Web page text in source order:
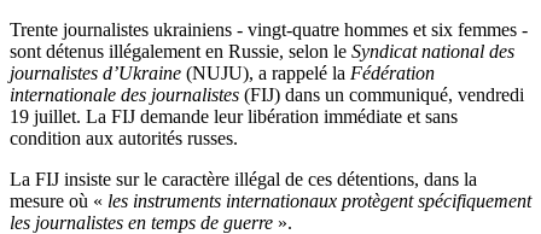
Trente journalistes ukrainiens - vingt-quatre hommes et six femmes -
sont détenus illégalement en Russie, selon le Syndicat national des
journalistes d’Ukraine (NUJU), a rappelé la Fédération
internationale des journalistes (FIJ) dans un communiqué, vendredi
19 juillet. La FIJ demande leur libération immédiate et sans
condition aux autorités russes.
La FIJ insiste sur le caractère illégal de ces détentions, dans la
mesure où « les instruments internationaux protègent spécifiquement
les journalistes en temps de guerre ».